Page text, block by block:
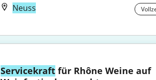
Neuss
Servicekraft für Rhône Weine auf